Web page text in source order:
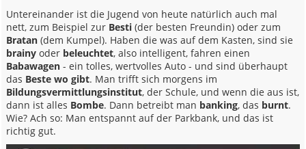
Untereinander ist die Jugend von heute natürlich auch mal
nett, zum Beispiel zur Besti (der besten Freundin) oder zum
Bratan (dem Kumpel). Haben die was auf dem Kasten, sind sie
brainy oder beleuchtet, also intelligent, fahren einen
Babawagen - ein tolles, wertvolles Auto - und sind überhaupt
das Beste wo gibt. Man trifft sich morgens im
Bildungsvermittlungsinstitut, der Schule, und wenn die aus ist,
dann ist alles Bombe. Dann betreibt man banking, das burnt.
Wie? Ach so: Man entspannt auf der Parkbank, und das ist
richtig gut.